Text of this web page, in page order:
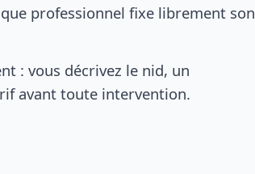
professionnel fixe librement son
: vous décrivez le nid, un
avant toute intervention.